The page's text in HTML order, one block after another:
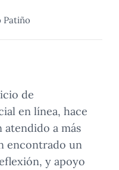
Patiño
de
en línea, hace
atendido a más
encontrado un
y apoyo